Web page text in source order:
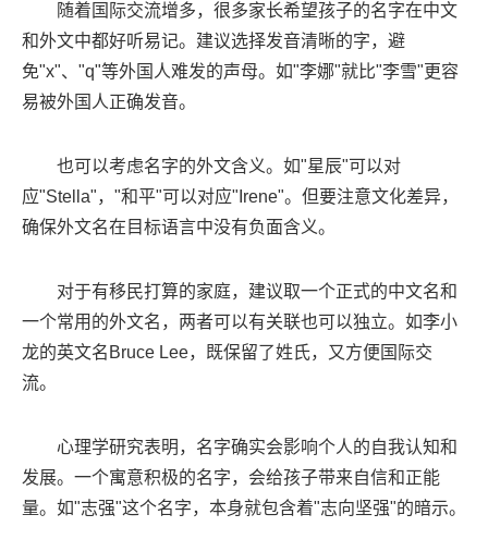
随着国际交流增多，很多家长希望孩子的名字在中文
和外文中都好听易记。建议选择发音清晰的字，避
免"x"、"q"等外国人难发的声母。如"李娜"就比"李雪"更容
易被外国人正确发音。
也可以考虑名字的外文含义。如"星辰"可以对
应"Stella"，"和平"可以对应"Irene"。但要注意文化差异，
确保外文名在目标语言中没有负面含义。
对于有移民打算的家庭，建议取一个正式的中文名和
一个常用的外文名，两者可以有关联也可以独立。如李小
龙的英文名Bruce Lee，既保留了姓氏，又方便国际交
流。
心理学研究表明，名字确实会影响个人的自我认知和
发展。一个寓意积极的名字，会给孩子带来自信和正能
量。如"志强"这个名字，本身就包含着"志向坚强"的暗示。